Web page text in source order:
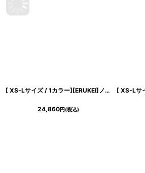
[ XS-Lサイズ / 1カラー][ERUKEI]ノースリーブ・総レース・シアー・リボン・Aライン・ミニドレス・ワンピース[送料無料]
24,860円(税込)